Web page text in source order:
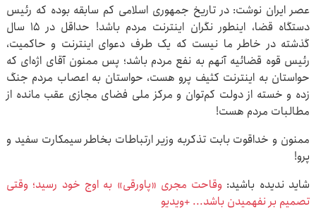
عصر ایران نوشت: در تاریخ جمهوری اسلامی کم سابقه بوده که رئیس
دستگاه قضا، اینطور نگران اینترنت مردم باشد! حداقل در ۱۵ سال
گذشته در خاطر ما نیست که یک طرف دعوای اینترنت و حاکمیت،
رئیس قوه قضائیه آنهم به نفع مردم باشد؛ پس ممنون آقای اژه‌ای که
حواستان به اینترنت کثیف پرو هست، حواستان به اعصاب مردم جنگ
زده و خسته از دولت ‌کم‌توان و مرکز ملی فضای مجازی عقب مانده از
مطالبات مردم هست!
ممنون و خداقوت بابت تذکربه وزیر ارتباطات بخاطر سیمکارت سفید و
پرو!
شاید ندیده باشید: وقاحت مجری «پاورقی» به اوج خود رسید؛ وقتی
تصمیم بر نفهمیدن باشد... +ویدیو